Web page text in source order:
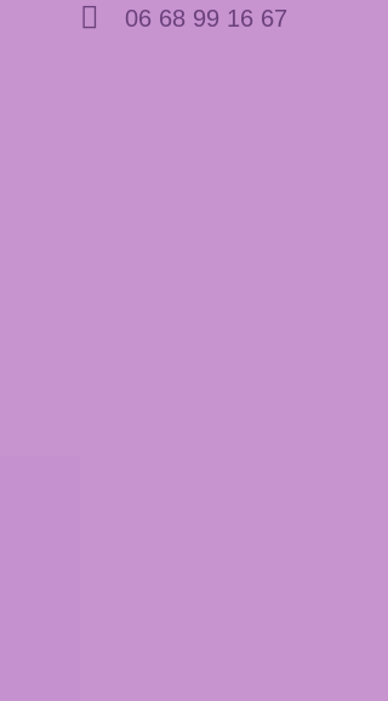
06 68 99 16 67